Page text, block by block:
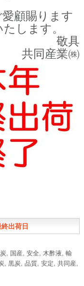
顧賜ります
します。
敬具
共同産業㈱
出荷日
, 国産, 安全, 木酢液, 輸
, 黒炭, 品質, 安定, 共同産,